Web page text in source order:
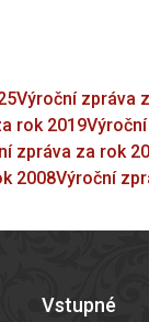
Výroční zpráva
rok 2019
zpráva za rok
2008Výroční
Vstupné